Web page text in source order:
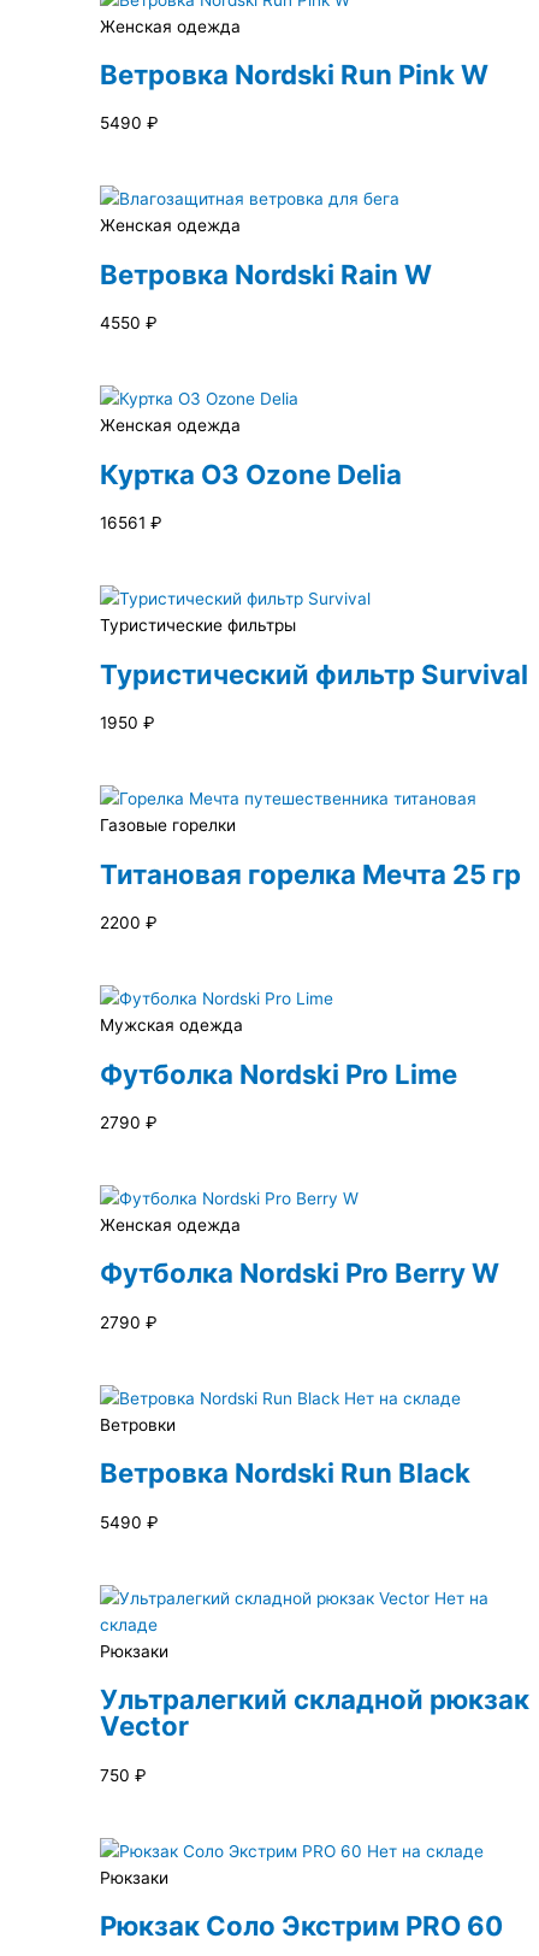
Женская одежда
Ветровка Nordski Run Pink W
5490 ₽
Женская одежда
Ветровка Nordski Rain W
4550 ₽
Женская одежда
Куртка O3 Ozone Delia
16561 ₽
Туристические фильтры
Туристический фильтр Survival
1950 ₽
Газовые горелки
Титановая горелка Мечта 25 гр
2200 ₽
Мужская одежда
Футболка Nordski Pro Lime
2790 ₽
Женская одежда
Футболка Nordski Pro Berry W
2790 ₽
Нет на складе
Ветровки
Ветровка Nordski Run Black
5490 ₽
Нет на
складе
Рюкзаки
Ультралегкий складной рюкзак
Vector
750 ₽
Нет на складе
Рюкзаки
Рюкзак Соло Экстрим PRO 60